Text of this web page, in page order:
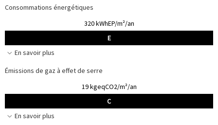
Consommations énergétiques
320 kWhEP/m²/an
E
En savoir plus
Émissions de gaz à effet de serre
19 kgeqCO2/m²/an
C
En savoir plus